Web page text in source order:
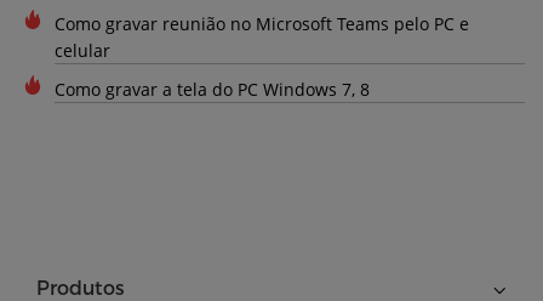
Como gravar reunião no Microsoft Teams pelo PC e
celular
Como gravar a tela do PC Windows 7, 8
Produtos